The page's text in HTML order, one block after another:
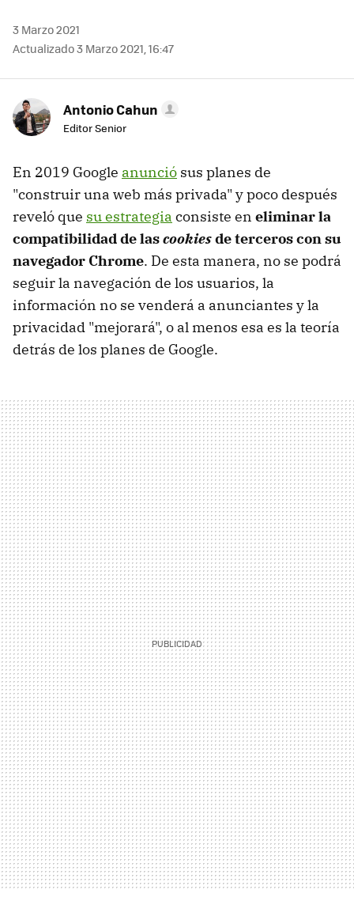
3 Marzo 2021
Actualizado 3 Marzo 2021, 16:47
Antonio Cahun
Editor Senior
En 2019 Google anunció sus planes de
"construir una web más privada" y poco después
reveló que su estrategia consiste en eliminar la
compatibilidad de lascookiesde terceros con su
navegador Chrome. De esta manera, no se podrá
seguir la navegación de los usuarios, la
información no se venderá a anunciantes y la
privacidad "mejorará", o al menos esa es la teoría
detrás de los planes de Google.